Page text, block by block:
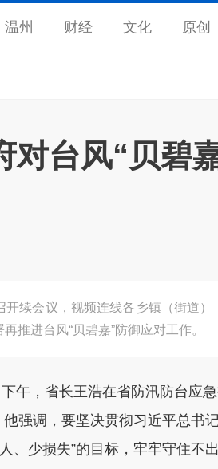
温州 财经 文化 原创
对台风“贝碧
续会议，视频连线各乡镇（街道
推进台风“贝碧嘉”防御应对工作。
午，省长王浩在省防汛防台应
他强调，要坚决贯彻习近平总书
、少损失”的目标，牢牢守住不